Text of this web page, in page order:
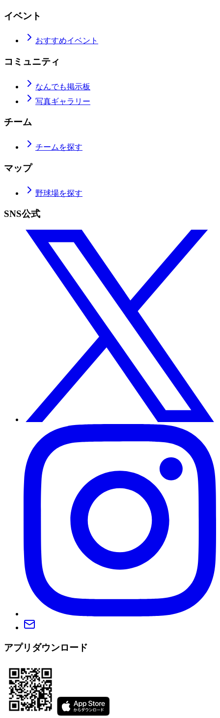
イベント
おすすめイベント
コミュニティ
なんでも掲示板
写真ギャラリー
チーム
チームを探す
マップ
野球場を探す
SNS公式
アプリダウンロード